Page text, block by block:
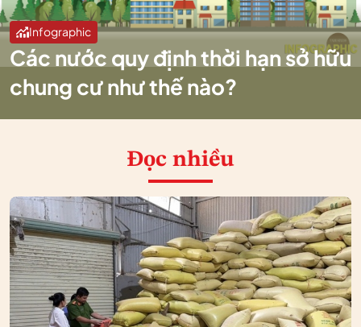
Infographic
Các nước quy định thời hạn sở hữu
chung cư như thế nào?
Đọc nhiều